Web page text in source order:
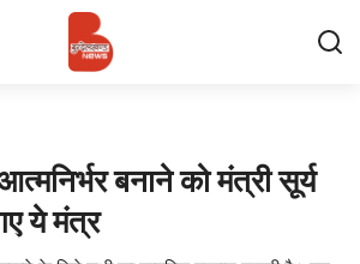
बनाने को मंत्री सूर्य
ये मंत्र